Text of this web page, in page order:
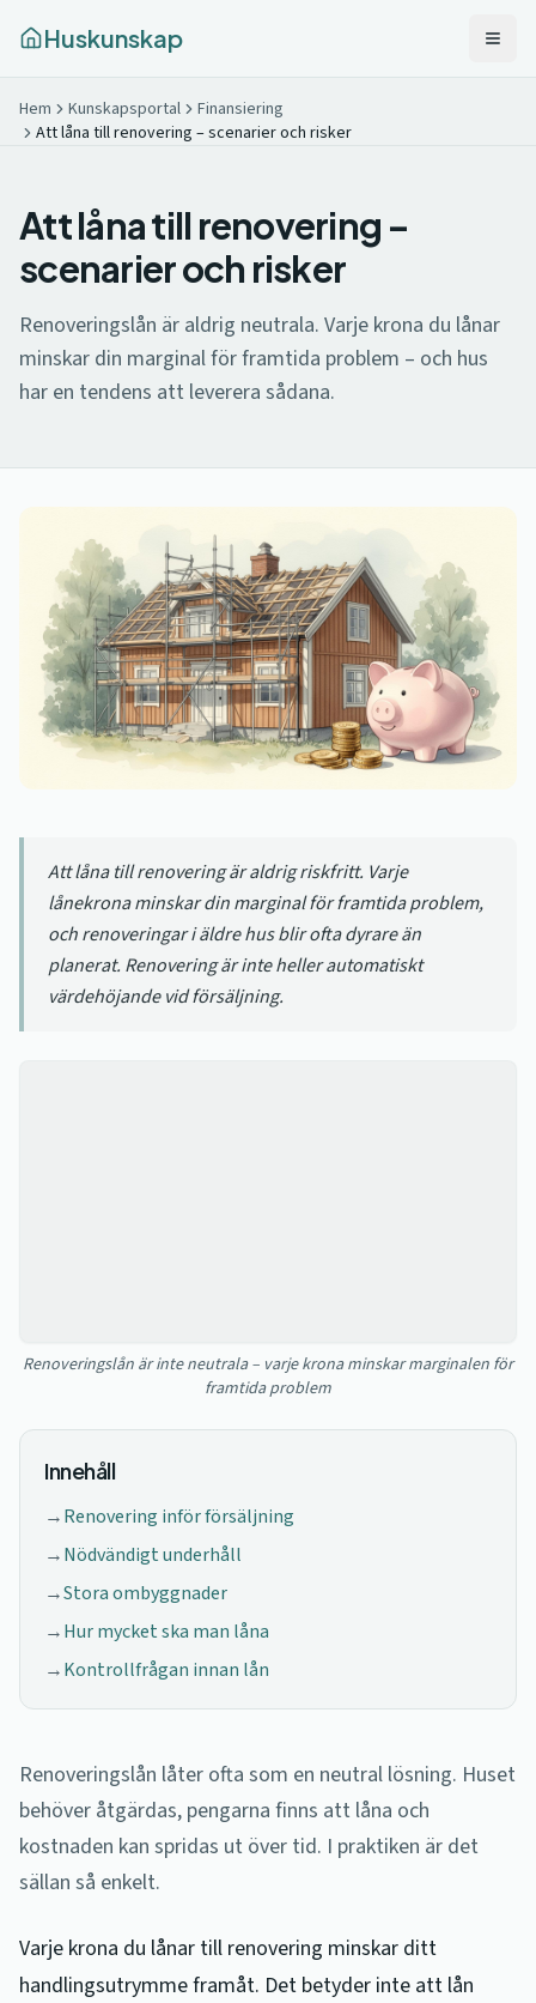
Huskunskap
Hem Kunskapsportal
Finansiering
Att låna till renovering – scenarier och risker
Att låna till renovering –
scenarier och risker
Renoveringslån är aldrig neutrala. Varje krona du lånar
minskar din marginal för framtida problem – och hus
har en tendens att leverera sådana.
Att låna till renovering är aldrig riskfritt. Varje
lånekrona minskar din marginal för framtida problem,
och renoveringar i äldre hus blir ofta dyrare än
planerat. Renovering är inte heller automatiskt
värdehöjande vid försäljning.
Renoveringslån är inte neutrala – varje krona minskar marginalen för
framtida problem
Innehåll
→Renovering inför försäljning
→Nödvändigt underhåll
→Stora ombyggnader
→Hur mycket ska man låna
→Kontrollfrågan innan lån
Renoveringslån låter ofta som en neutral lösning. Huset
behöver åtgärdas, pengarna finns att låna och
kostnaden kan spridas ut över tid. I praktiken är det
sällan så enkelt.
Varje krona du lånar till renovering minskar ditt
handlingsutrymme framåt. Det betyder inte att lån